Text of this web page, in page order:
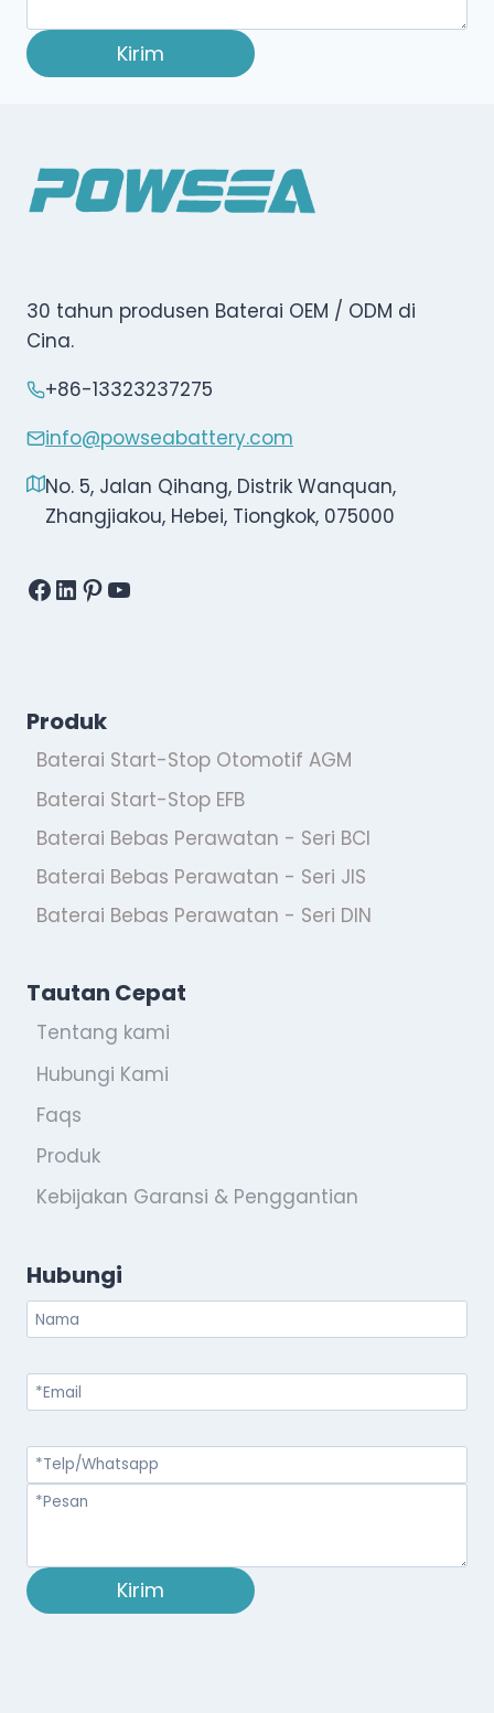
Kirim
30 tahun produsen Baterai OEM / ODM di
Cina.
+86-13323237275
info@powseabattery.com
No. 5, Jalan Qihang, Distrik Wanquan,
Zhangjiakou, Hebei, Tiongkok, 075000
Facebook
LinkedIn
Pinterest
YouTube
Produk
Baterai Start-Stop Otomotif AGM
Baterai Start-Stop EFB
Baterai Bebas Perawatan - Seri BCI
Baterai Bebas Perawatan - Seri JIS
Baterai Bebas Perawatan - Seri DIN
Tautan Cepat
Tentang kami
Hubungi Kami
Faqs
Produk
Kebijakan Garansi & Penggantian
Hubungi
Kirim